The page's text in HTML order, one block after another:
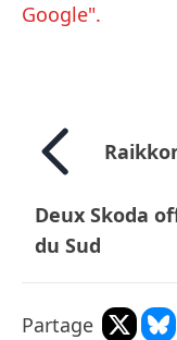
Google".
Deux Skoda
du Sud
Partage